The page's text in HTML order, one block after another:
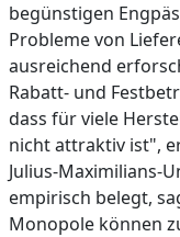
begünstigen
Probleme von
ausreichend
Rabatt- und
dass für viele
nicht attraktiv ist",
Julius-Maximilians-
empirisch belegt,
Monopole können